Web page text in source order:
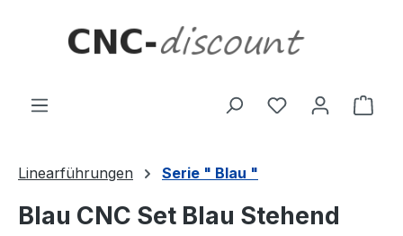
Linearführungen Serie " Blau "
Blau CNC Set Blau Stehend